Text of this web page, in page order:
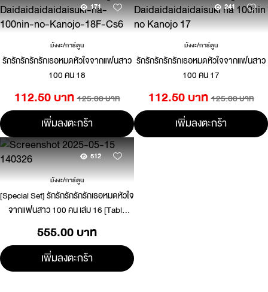
171
มังงะ/การ์ตูน
รักรักรักรักรักเธอหมดหัวใจจากแฟนสาว
100 คน 18
112.50 บาท 125.00 บาท
เพิ่มลงตะกร้า
241
มังงะ/การ์ตูน
รักรักรักรักรักเธอหมดหัวใจจากแฟนสาว
100 คน 17
112.50 บาท 125.00 บาท
เพิ่มลงตะกร้า
512
มังงะ/การ์ตูน
[Special Set] รักรักรักรักรักเธอหมดหัวใจ
จากแฟนสาว 100 คน เล่ม 16 [Table
555.00 บาท
เพิ่มลงตะกร้า